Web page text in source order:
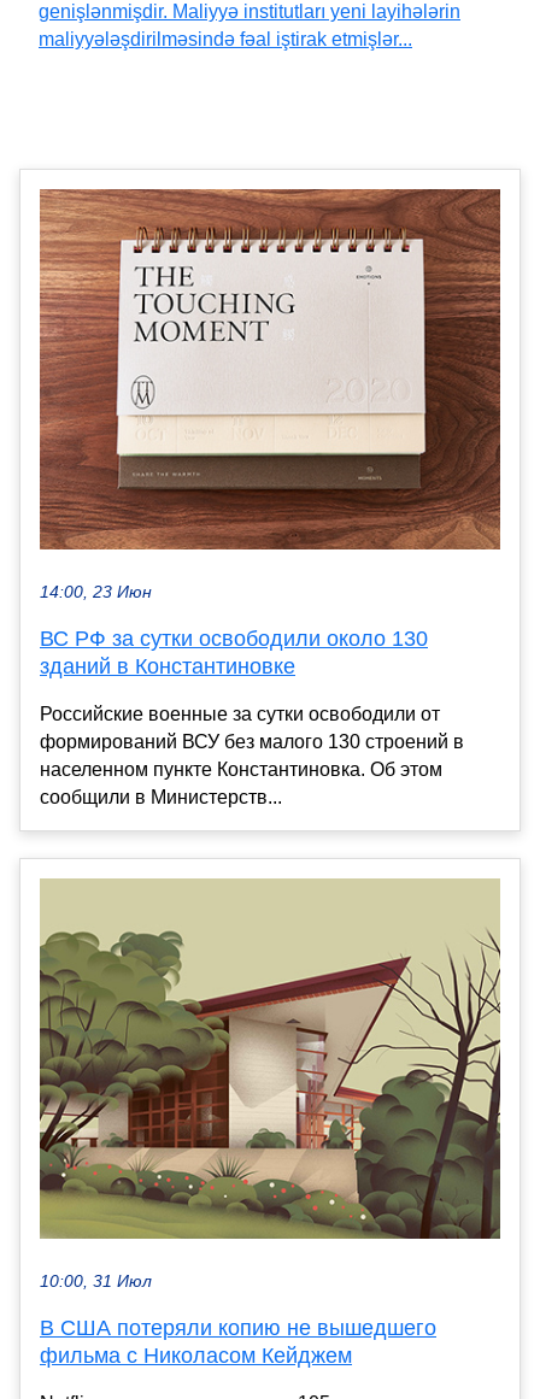
genişlənmişdir. Maliyyə institutları yeni layihələrin
maliyyələşdirilməsində fəal iştirak etmişlər...
14:00, 23 Июн
ВС РФ за сутки освободили около 130
зданий в Константиновке
Российские военные за сутки освободили от
формирований ВСУ без малого 130 строений в
населенном пункте Константиновка. Об этом
сообщили в Министерств...
10:00, 31 Июл
В США потеряли копию не вышедшего
фильма с Николасом Кейджем